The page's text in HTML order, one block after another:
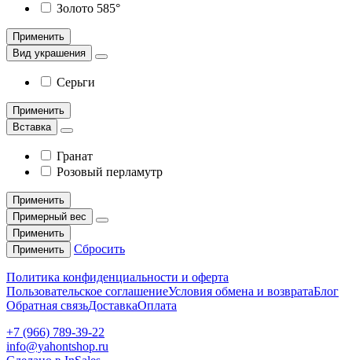
Золото 585°
Применить
Вид украшения
Серьги
Применить
Вставка
Гранат
Розовый перламутр
Применить
Примерный вес
Применить
Применить
Сбросить
Политика конфиденциальности и оферта
Пользовательское соглашениеУсловия обмена и возвратаБлог
Обратная связьДоставкаОплата
+7 (966) 789-39-22
info@yahontshop.ru